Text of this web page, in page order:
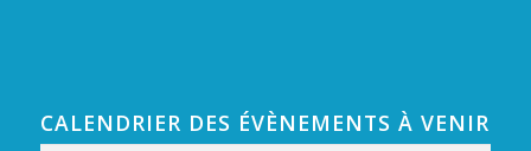
CALENDRIER DES ÉVÈNEMENTS À VENIR